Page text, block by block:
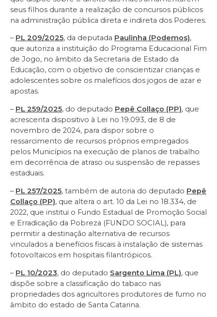
seus filhos durante a realização de concursos públicos
na administração pública direta e indireta dos Poderes.
– PL 209/2025, da deputada Paulinha (Podemos),
que autoriza a instituição do Programa Educacional Fim
de Jogo, no âmbito da Secretaria de Estado da
Educação, com o objetivo de conscientizar crianças e
adolescentes sobre os malefícios dos jogos de azar e
apostas.
– PL 259/2025, do deputado Pepê Collaço (PP), que
acrescenta dispositivo à Lei no 19.093, de 8 de
novembro de 2024, para dispor sobre o
ressarcimento de recursos próprios empregados
pelos Municípios na execução de planos de trabalho
em decorrência de atraso ou suspensão de repasses
estaduais.
– PL 257/2025, também de autoria do deputado Pepê
Collaço (PP), que altera o art. 10 da Lei no 18.334, de
2022, que institui o Fundo Estadual de Promoção Social
e Erradicação da Pobreza (FUNDO SOCIAL), para
permitir a destinação alternativa de recursos
vinculados a benefícios fiscais à instalação de sistemas
fotovoltaicos em hospitais filantrópicos.
– PL 10/2023, do deputado Sargento Lima (PL), que
dispõe sobre a classificação do tabaco nas
propriedades dos agricultores produtores de fumo no
âmbito do estado de Santa Catarina.